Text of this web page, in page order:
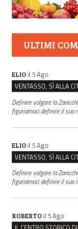
ULTIMI
ELIO il 5 Ago
Definire volgare la
figuriamoci definire il suo
ELIO il 5 Ago
Definire volgare la
figuriamoci definire il suo
ROBERTO il 5 Ago